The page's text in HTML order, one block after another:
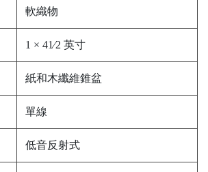
軟織物
1 × 41⁄2 英寸
紙和木纖維錐盆
單線
低音反射式